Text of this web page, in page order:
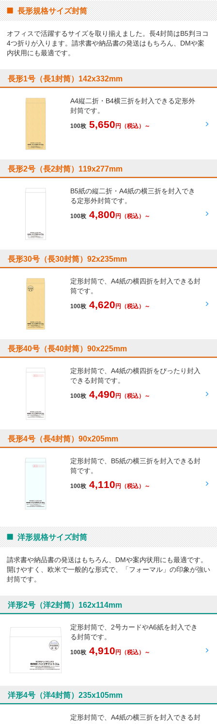
長形規格サイズ封筒
オフィスで活躍するサイズを取り揃えました。長4封筒はB5判ヨコ
4つ折りが入ります。請求書や納品書の発送はもちろん、DMや案
内状用にも最適です。
長形1号（長1封筒）142x332mm
A4縦二折・B4横三折を封入できる定形外
封筒です。
100枚 5,650 円 （税込）～
長形2号（長2封筒）119x277mm
B5紙の縦二折・A4紙の横三折を封入でき
る定形外封筒です。
100枚 4,800円 （税込）～
長形30号（長30封筒）92x235mm
定形封筒で、A4紙の横四折を封入できる封
筒です。
100枚 4,620円 （税込）～
長形40号（長40封筒）90x225mm
定形封筒で、A4紙の横四折をぴったり封入
できる封筒です。
100枚 4,490 円 （税込）～
長形4号（長4封筒）90x205mm
定形封筒で、B5紙の横三折を封入できる封
筒です。
100枚 4,110円 （税込）～
洋形規格サイズ封筒
請求書や納品書の発送はもちろん、DMや案内状用にも最適です。
開けやすく、欧米で一般的な形式で、「フォーマル」の印象が強い
封筒です。
洋形2号（洋2封筒）162x114mm
定形封筒で、2号カードやA6紙を封入でき
る封筒です。
100枚 4,910 円 （税込）～
洋形4号（洋4封筒）235x105mm
定形封筒で、A4紙の横三折を封入できる封